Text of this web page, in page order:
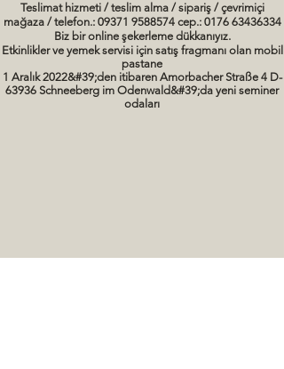
Teslimat hizmeti / teslim alma / sipariş / çevrimiçi
mağaza / telefon.: 09371 9588574 cep.: 0176 63436334
Biz bir online şekerleme dükkanıyız.
Etkinlikler ve yemek servisi için satış fragmanı olan mobil
pastane
1 Aralık 2022&#39;den itibaren Amorbacher Straße 4 D-
63936 Schneeberg im Odenwald&#39;da yeni seminer
odaları